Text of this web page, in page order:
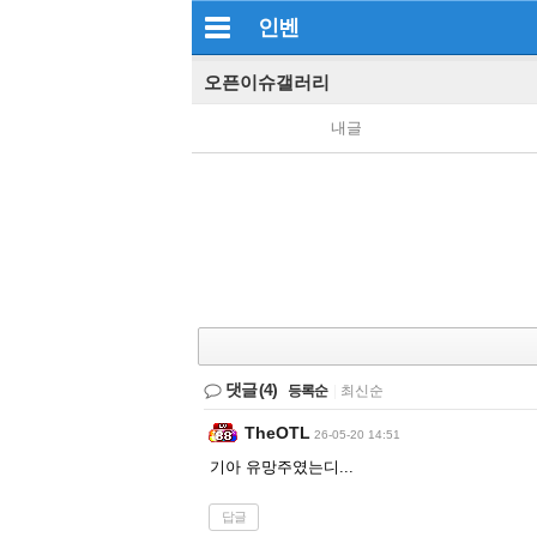
인벤
오픈이슈갤러리
내글
댓글(4) 등록순 최신순
TheOTL 26-05-20 14:51
기아 유망주였는디...
답글